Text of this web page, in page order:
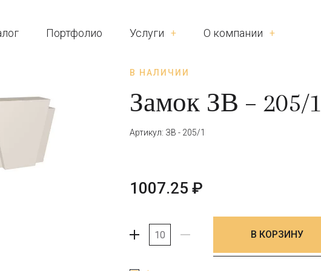
Портфолио Услуги О компании
В НАЛИЧИИ
Замок ЗВ – 205/1
Артикул: ЗВ - 205/1
1007.25 ₽
-
+ В КОРЗИНУ